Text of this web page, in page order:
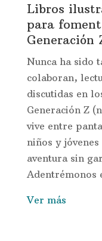
Libros
para
Generación
Nunca ha sido
colaboran,
discutidas en
Generación Z
vive entre
niños y
aventura sin
Adentrémonos
Ver más